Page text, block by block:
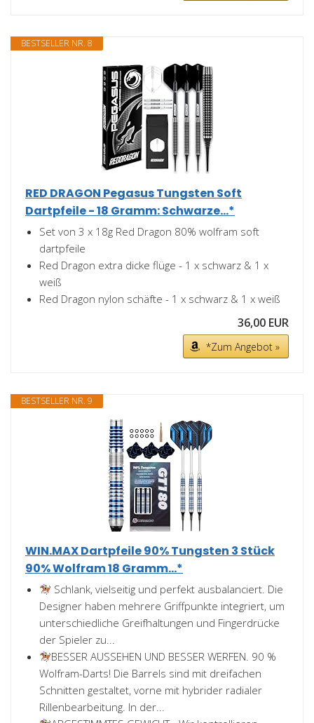
BESTSELLER NR. 8
RED DRAGON Pegasus Tungsten Soft
Dartpfeile - 18 Gramm: Schwarze...*
Set von 3 x 18g Red Dragon 80% wolfram soft
dartpfeile
Red Dragon extra dicke flüge - 1 x schwarz & 1 x
weiß
Red Dragon nylon schäfte - 1 x schwarz & 1 x weiß
36,00 EUR
*Zum Angebot »
BESTSELLER NR. 9
WIN.MAX Dartpfeile 90% Tungsten 3 Stück
90% Wolfram 18 Gramm...*
Schlank, vielseitig und perfekt ausbalanciert. Die
Designer haben mehrere Griffpunkte integriert, um
unterschiedliche Greifhaltungen und Fingerdrücke
der Spieler zu...
BESSER AUSSEHEN UND BESSER WERFEN. 90 %
Wolfram-Darts! Die Barrels sind mit dreifachen
Schnitten gestaltet, vorne mit hybrider radialer
Rillenbearbeitung. In der...